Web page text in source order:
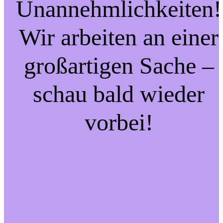
Unannehmlichkeiten!
Wir arbeiten an einer
großartigen Sache –
schau bald wieder
vorbei!